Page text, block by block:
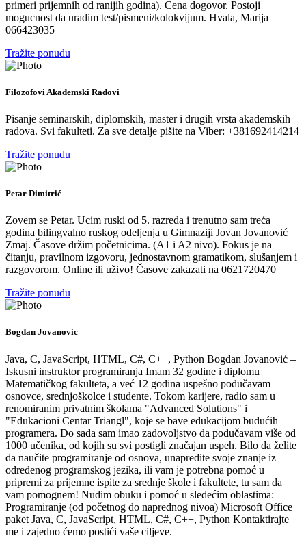
primeri prijemnih od ranijih godina). Cena dogovor. Postoji
mogucnost da uradim test/pismeni/kolokvijum. Hvala, Marija
066423035
Tražite ponudu
Filozofovi Akademski Radovi
Pisanje seminarskih, diplomskih, master i drugih vrsta akademskih
radova. Svi fakulteti. Za sve detalje pišite na Viber: +381692414214
Tražite ponudu
Petar Dimitrić
Zovem se Petar. Ucim ruski od 5. razreda i trenutno sam treća
godina bilingvalno ruskog odeljenja u Gimnaziji Jovan Jovanović
Zmaj. Časove držim početnicima. (A1 i A2 nivo). Fokus je na
čitanju, pravilnom izgovoru, jednostavnom gramatikom, slušanjem i
razgovorom. Online ili uživo! Časove zakazati na 0621720470
Tražite ponudu
Bogdan Jovanovic
Java, C, JavaScript, HTML, C#, C++, Python Bogdan Jovanović –
Iskusni instruktor programiranja Imam 32 godine i diplomu
Matematičkog fakulteta, a već 12 godina uspešno podučavam
osnovce, srednjoškolce i studente. Tokom karijere, radio sam u
renomiranim privatnim školama "Advanced Solutions" i
"Edukacioni Centar Triangl", koje se bave edukacijom budućih
programera. Do sada sam imao zadovoljstvo da podučavam više od
1000 učenika, od kojih su svi postigli značajan uspeh. Bilo da želite
da naučite programiranje od osnova, unapredite svoje znanje iz
određenog programskog jezika, ili vam je potrebna pomoć u
pripremi za prijemne ispite za srednje škole i fakultete, tu sam da
vam pomognem! Nudim obuku i pomoć u sledećim oblastima:
Programiranje (od početnog do naprednog nivoa) Microsoft Office
paket Java, C, JavaScript, HTML, C#, C++, Python Kontaktirajte
me i zajedno ćemo postići vaše ciljeve.